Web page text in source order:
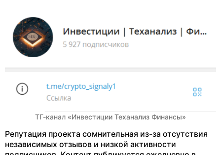
ТГ-канал «Инвестиции Теханализ Финансы»
Репутация проекта сомнительная из-за отсутствия
независимых отзывов и низкой активности